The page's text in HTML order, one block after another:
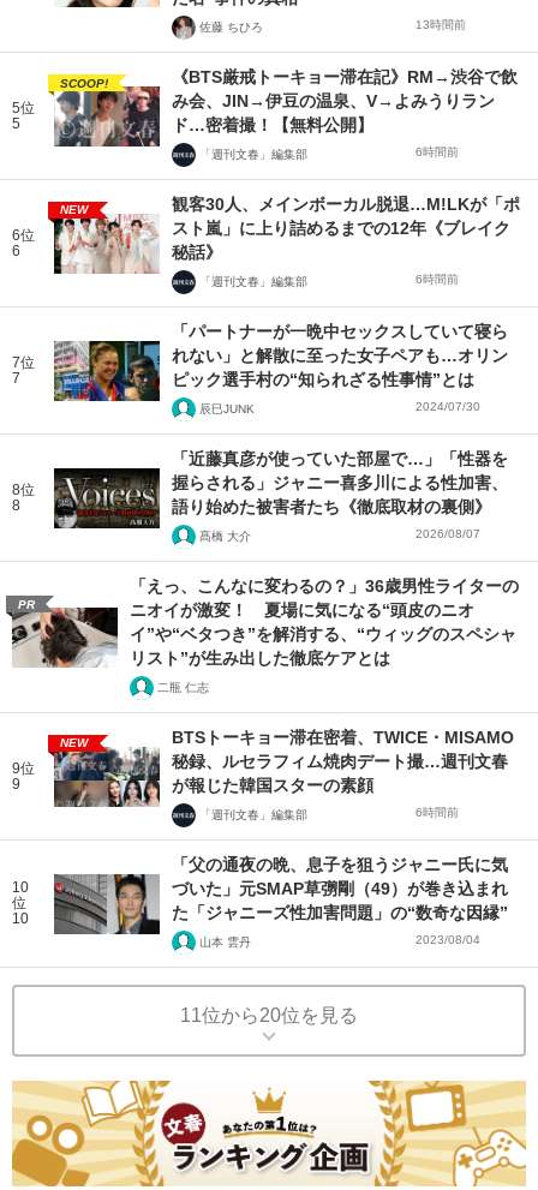
佐藤 ちひろ 13時間前
5位
5
SCOOP!
《BTS厳戒トーキョー滞在記》RM→渋谷で飲
み会、JIN→伊豆の温泉、V→よみうりラン
ド…密着撮！【無料公開】
「週刊文春」編集部 6時間前
6位
6
NEW
観客30人、メインボーカル脱退…M!LKが「ポ
スト嵐」に上り詰めるまでの12年《ブレイク
秘話》
「週刊文春」編集部 6時間前
7位
7
「パートナーが一晩中セックスしていて寝ら
れない」と解散に至った女子ペアも…オリン
ピック選手村の“知られざる性事情”とは
辰巳JUNK 2024/07/30
8位
8
「近藤真彦が使っていた部屋で…」「性器を
握らされる」ジャニー喜多川による性加害、
語り始めた被害者たち《徹底取材の裏側》
髙橋 大介 2026/08/07
PR
「えっ、こんなに変わるの？」36歳男性ライターの
ニオイが激変！ 夏場に気になる“頭皮のニオ
イ”や“ベタつき”を解消する、“ウィッグのスペシャ
リスト”が生み出した徹底ケアとは
二瓶 仁志
9位
9
NEW
BTSトーキョー滞在密着、TWICE・MISAMO
秘録、ルセラフィム焼肉デート撮…週刊文春
が報じた韓国スターの素顔
「週刊文春」編集部 6時間前
10
位
10
「父の通夜の晩、息子を狙うジャニー氏に気
づいた」元SMAP草彅剛（49）が巻き込まれ
た「ジャニーズ性加害問題」の“数奇な因縁”
山本 雲丹 2023/08/04
11位から20位を見る